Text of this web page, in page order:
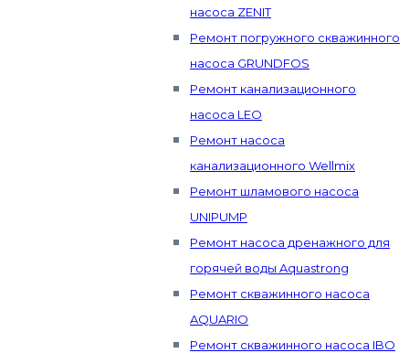
насоса ZENIT
Ремонт погружного скважинного
насоса GRUNDFOS
Ремонт канализационного
насоса LEO
Ремонт насоса
канализационного Wellmix
Ремонт шламового насоса
UNIPUMP
Ремонт насоса дренажного для
горячей воды Aquastrong
Ремонт скважинного насоса
AQUARIO
Ремонт скважинного насоса IBO